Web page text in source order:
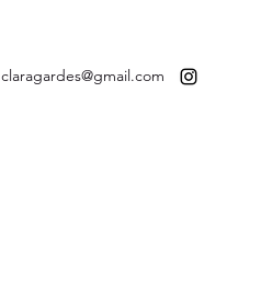
claragardes@gmail.com